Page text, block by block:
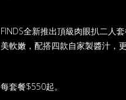
FINDS全新推出頂級肉眼扒二人
美軟嫩，配搭四款自家製醬汁，
每套餐$550起。